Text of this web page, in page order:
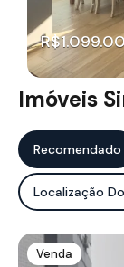
Imóveis
Recomendado
Localização
Venda